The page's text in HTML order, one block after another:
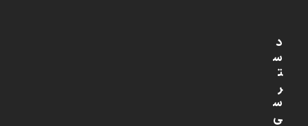
د
س
ت
ر
س
ی